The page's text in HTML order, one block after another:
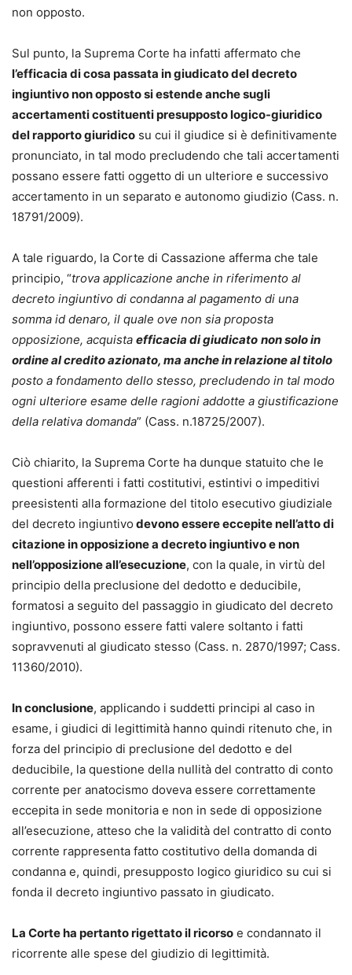
non opposto.
Sul punto, la Suprema Corte ha infatti affermato che
l’efficacia di cosa passata in giudicato del decreto
ingiuntivo non opposto si estende anche sugli
accertamenti costituenti presupposto logico-giuridico
del rapporto giuridico su cui il giudice si è definitivamente
pronunciato, in tal modo precludendo che tali accertamenti
possano essere fatti oggetto di un ulteriore e successivo
accertamento in un separato e autonomo giudizio (Cass. n.
18791/2009).
A tale riguardo, la Corte di Cassazione afferma che tale
principio, “trova applicazione anche in riferimento al
decreto ingiuntivo di condanna al pagamento di una
somma id denaro, il quale ove non sia proposta
opposizione, acquista efficacia di giudicato non solo in
ordine al credito azionato, ma anche in relazione al titolo
posto a fondamento dello stesso, precludendo in tal modo
ogni ulteriore esame delle ragioni addotte a giustificazione
della relativa domanda” (Cass. n.18725/2007).
Ciò chiarito, la Suprema Corte ha dunque statuito che le
questioni afferenti i fatti costitutivi, estintivi o impeditivi
preesistenti alla formazione del titolo esecutivo giudiziale
del decreto ingiuntivo devono essere eccepite nell’atto di
citazione in opposizione a decreto ingiuntivo e non
nell’opposizione all’esecuzione, con la quale, in virtù del
principio della preclusione del dedotto e deducibile,
formatosi a seguito del passaggio in giudicato del decreto
ingiuntivo, possono essere fatti valere soltanto i fatti
sopravvenuti al giudicato stesso (Cass. n. 2870/1997; Cass.
11360/2010).
In conclusione, applicando i suddetti principi al caso in
esame, i giudici di legittimità hanno quindi ritenuto che, in
forza del principio di preclusione del dedotto e del
deducibile, la questione della nullità del contratto di conto
corrente per anatocismo doveva essere correttamente
eccepita in sede monitoria e non in sede di opposizione
all’esecuzione, atteso che la validità del contratto di conto
corrente rappresenta fatto costitutivo della domanda di
condanna e, quindi, presupposto logico giuridico su cui si
fonda il decreto ingiuntivo passato in giudicato.
La Corte ha pertanto rigettato il ricorso e condannato il
ricorrente alle spese del giudizio di legittimità.